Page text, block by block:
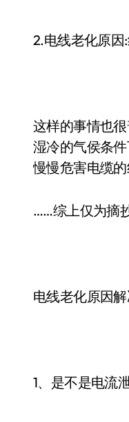
2.电线老化原因
这样的事情也
湿冷的气侯条
慢慢危害电缆的
……综上仅为摘
电线老化原因
1、是不是电流